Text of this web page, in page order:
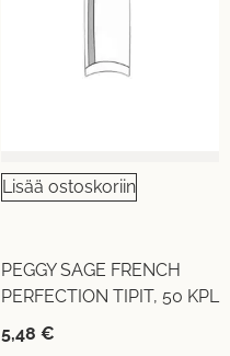
Lisää ostoskoriin
PEGGY SAGE FRENCH
PERFECTION TIPIT, 50 KPL
5,48 €